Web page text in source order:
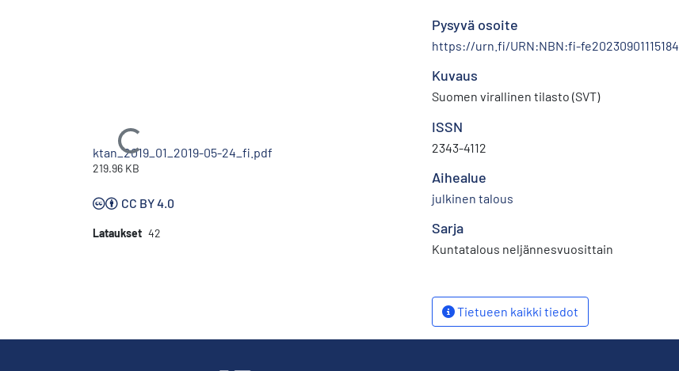
Ladataan...
ktan_2019_01_2019-05-24_fi.pdf
219.96 KB
CC BY 4.0
Lataukset 42
Pysyvä osoite
https://urn.fi/URN:NBN:fi-fe20230901115184
Kuvaus
Suomen virallinen tilasto (SVT)
ISSN
2343-4112
Aihealue
julkinen talous
Sarja
Kuntatalous neljännesvuosittain
Tietueen kaikki tiedot